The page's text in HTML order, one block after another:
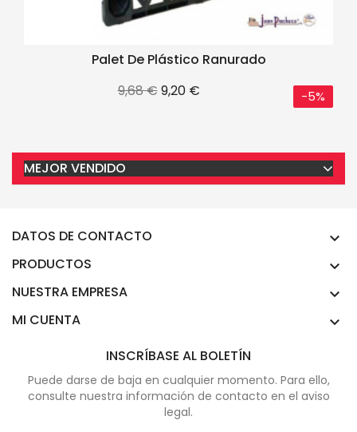
Palet De Plástico Ranurado
Precio
9,68 €Precio
9,20 € -5%
MEJOR VENDIDO
DATOS DE CONTACTO 
PRODUCTOS 
NUESTRA EMPRESA 
MI CUENTA 
INSCRÍBASE AL BOLETÍN
Puede darse de baja en cualquier momento. Para ello,
consulte nuestra información de contacto en el aviso
legal.